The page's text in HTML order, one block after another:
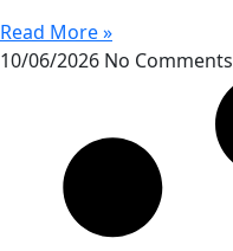
Read More »
10/06/2026 No Comments